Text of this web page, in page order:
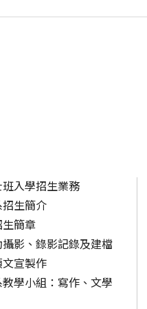
入學招生業務
生簡介
簡章
影、錄影記錄及建檔
宣製作
學小組：寫作、文學